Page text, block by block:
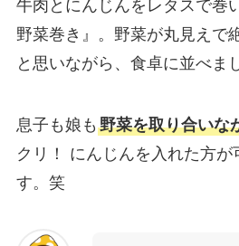
牛肉とにんじんをレタスで巻
野菜巻き』。野菜が丸見えで
と思いながら、食卓に並べま
息子も娘も 野菜を取り合いな
クリ！ にんじんを入れた方
す。笑